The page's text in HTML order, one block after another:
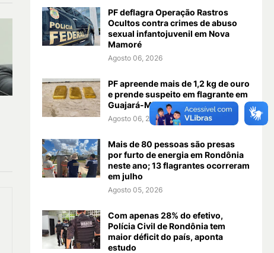
PF deflagra Operação Rastros
Ocultos contra crimes de abuso
sexual infantojuvenil em Nova
Mamoré
Agosto 06, 2026
PF apreende mais de 1,2 kg de ouro
e prende suspeito em flagrante em
Guajará-Mirim
Agosto 06, 2026
Mais de 80 pessoas são presas
por furto de energia em Rondônia
neste ano; 13 flagrantes ocorreram
em julho
Agosto 05, 2026
Com apenas 28% do efetivo,
Polícia Civil de Rondônia tem
maior déficit do país, aponta
estudo